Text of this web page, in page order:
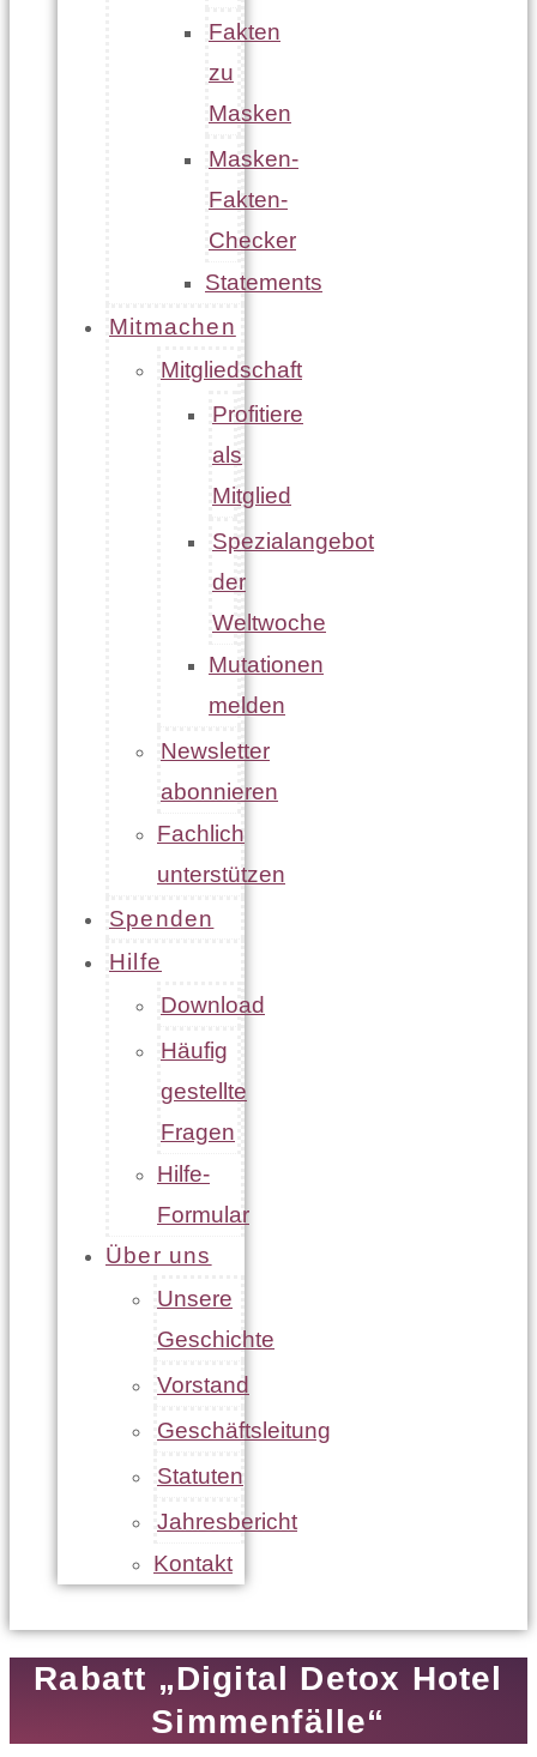
Fakten
zu
Masken
Masken-
Fakten-
Checker
Statements
Mitmachen
Mitgliedschaft
Profitiere
als
Mitglied
Spezialangebot
der
Weltwoche
Mutationen
melden
Newsletter
abonnieren
Fachlich
unterstützen
Spenden
Hilfe
Download
Häufig
gestellte
Fragen
Hilfe-
Formular
Über uns
Unsere
Geschichte
Vorstand
Geschäftsleitung
Statuten
Jahresbericht
Kontakt
Rabatt „Digital Detox Hotel
Simmenfälle“